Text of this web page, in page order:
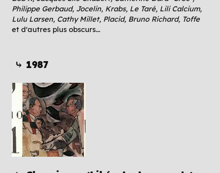
Philippe Gerbaud, Jocelin, Krabs, Le Taré, Lili Calcium,
Lulu Larsen, Cathy Millet, Placid, Bruno Richard, Toffe
et d'autres plus obscurs...
⤷ 1987